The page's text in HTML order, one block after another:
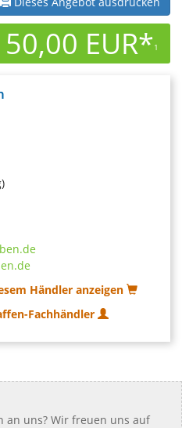
50,00 EUR*1
Händler anzeigen
Fachhändler
an uns? Wir freuen uns auf